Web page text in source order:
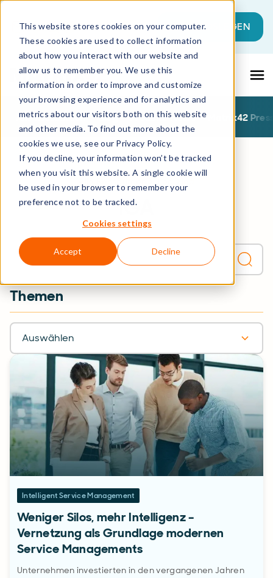
This website stores cookies on your computer.
These cookies are used to collect information
about how you interact with our website and
allow us to remember you. We use this
information in order to improve and customize
your browsing experience and for analytics and
metrics about our visitors both on this website
and other media. To find out more about the
cookies we use, see our Privacy Policy.
If you decline, your information won’t be tracked
when you visit this website. A single cookie will
be used in your browser to remember your
preference not to be tracked.
Cookies settings
Accept Decline
Dies ist ein Suchfeld mit einer
Es gibt keine Vorschläge, da das
JETZT LOSLEGEN
Alle Ressourcen Blog Produkt-News Matrix42
IGA
Intelligent Service Management
Weniger Silos, mehr Intelligenz –
Vernetzung als Grundlage modernen
Service Managements
Unternehmen investierten in den vergangenen Jahren
Themen
Auswählen